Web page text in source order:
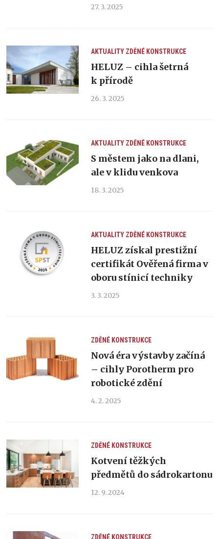
27. 3. 2025
AKTUALITY ZDĚNÉ KONSTRUKCE
HELUZ – cihla šetrná
k přírodě
26. 3. 2025
AKTUALITY ZDĚNÉ KONSTRUKCE
S městem jako na dlani,
ale v klidu venkova
18. 3. 2025
AKTUALITY ZDĚNÉ KONSTRUKCE
HELUZ získal prestižní
certifikát Ověřená firma v
oboru stínicí techniky
3. 3. 2025
ZDĚNÉ KONSTRUKCE
Nová éra výstavby začíná
– cihly Porotherm pro
robotické zdění
4. 2. 2025
ZDĚNÉ KONSTRUKCE
Kotvení těžkých
předmětů do sádrokartonu
12. 9. 2024
ZDĚNÉ KONSTRUKCE